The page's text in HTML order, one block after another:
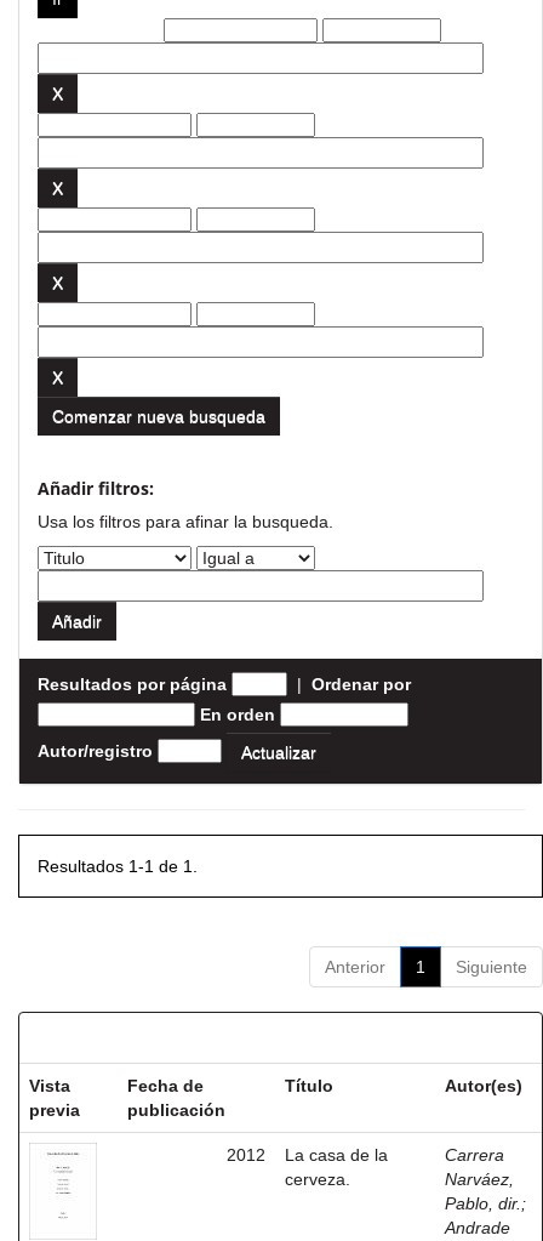
Comenzar nueva busqueda
Añadir filtros:
Usa los filtros para afinar la busqueda.
Resultados por página | Ordenar por
En orden
Autor/registro
Resultados 1-1 de 1.
Anterior 1 Siguiente
Vista
previa
Fecha de
publicación
Título Autor(es)
2012
La casa de la
cerveza.
Carrera
Narváez,
Pablo, dir. ;
Andrade